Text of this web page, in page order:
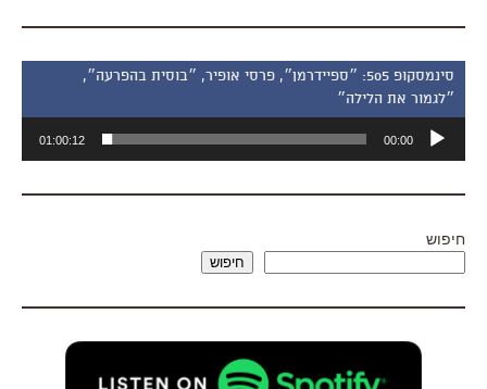
סינמסקופ 505: ״ספיידרמן״, פרסי אופיר, ״בוסית בהפרעה״,
״לגמור את הלילה״
אודיו
00:00
01:00:12
חיפוש
חיפוש